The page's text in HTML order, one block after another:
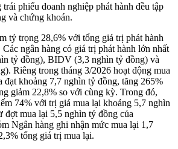
phiếu doanh nghiệp phát hành đều tập
và chứng khoán.
tỷ trọng 28,6% với tổng giá trị phát hành
ngân hàng có giá trị phát hành lớn nhất
tỷ đồng), BIDV (3,3 nghìn tỷ đồng) và
Riêng trong tháng 3/2026 hoạt động mua
khoảng 7,7 nghìn tỷ đồng, tăng 265%
giảm 22,8% so với cùng kỳ. Trong đó,
74% với trị giá mua lại khoảng 5,7 nghìn
đợt mua lại 5,5 nghìn tỷ đồng của
Ngân hàng ghi nhận mức mua lại 1,7
tổng giá trị mua lại.